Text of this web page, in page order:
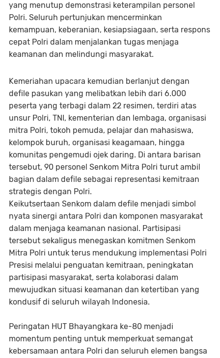
yang menutup demonstrasi keterampilan personel
Polri. Seluruh pertunjukan mencerminkan
kemampuan, keberanian, kesiapsiagaan, serta respons
cepat Polri dalam menjalankan tugas menjaga
keamanan dan melindungi masyarakat.
Kemeriahan upacara kemudian berlanjut dengan
defile pasukan yang melibatkan lebih dari 6.000
peserta yang terbagi dalam 22 resimen, terdiri atas
unsur Polri, TNI, kementerian dan lembaga, organisasi
mitra Polri, tokoh pemuda, pelajar dan mahasiswa,
kelompok buruh, organisasi keagamaan, hingga
komunitas pengemudi ojek daring. Di antara barisan
tersebut, 90 personel Senkom Mitra Polri turut ambil
bagian dalam defile sebagai representasi kemitraan
strategis dengan Polri.
Keikutsertaan Senkom dalam defile menjadi simbol
nyata sinergi antara Polri dan komponen masyarakat
dalam menjaga keamanan nasional. Partisipasi
tersebut sekaligus menegaskan komitmen Senkom
Mitra Polri untuk terus mendukung implementasi Polri
Presisi melalui penguatan kemitraan, peningkatan
partisipasi masyarakat, serta kolaborasi dalam
mewujudkan situasi keamanan dan ketertiban yang
kondusif di seluruh wilayah Indonesia.
Peringatan HUT Bhayangkara ke-80 menjadi
momentum penting untuk memperkuat semangat
kebersamaan antara Polri dan seluruh elemen bangsa